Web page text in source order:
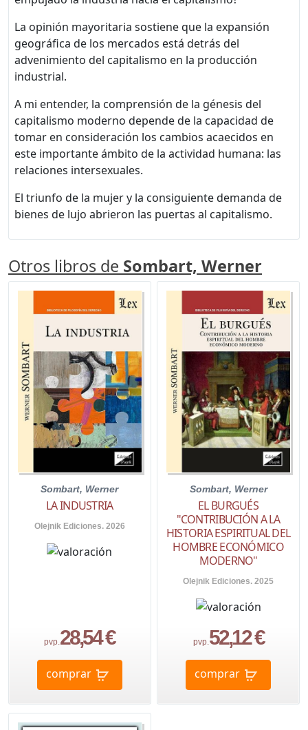
La opinión mayoritaria sostiene que la expansión
geográfica de los mercados está detrás del
advenimiento del capitalismo en la producción
industrial.
A mi entender, la comprensión de la génesis del
capitalismo moderno depende de la capacidad de
tomar en consideración los cambios acaecidos en
este importante ámbito de la actividad humana: las
relaciones intersexuales.
El triunfo de la mujer y la consiguiente demanda de
bienes de lujo abrieron las puertas al capitalismo.
Otros libros de Sombart, Werner
Sombart, Werner
LA INDUSTRIA
Olejnik Ediciones. 2026
pvp.28,54 €
comprar
Sombart, Werner
EL BURGUÉS
"CONTRIBUCIÓN A LA
HISTORIA ESPIRITUAL DEL
HOMBRE ECONÓMICO
MODERNO"
Olejnik Ediciones. 2025
pvp.52,12 €
comprar